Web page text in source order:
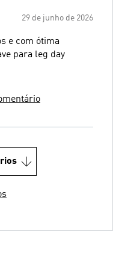
29 de junho de 2026
e com ótima
treino. Must have para leg day